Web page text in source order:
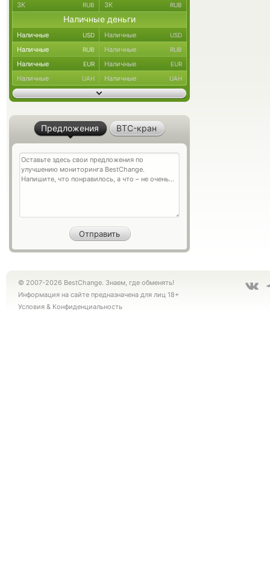
ЗК RUB ЗК RUB
Наличные деньги
Наличные USD Наличные USD
Наличные RUB Наличные RUB
Наличные EUR Наличные EUR
Наличные UAH Наличные UAH
Предложения BTC-кран
© 2007-2026 BestChange. Знаем, где обменять!
Информация на сайте предназначена для лиц 18+
Условия & Конфиденциальность